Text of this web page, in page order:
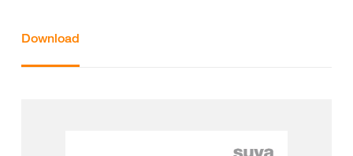
Download